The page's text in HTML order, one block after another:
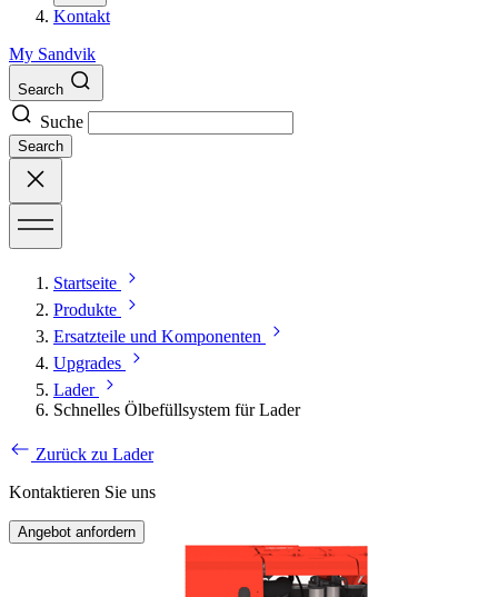
Kontakt
My Sandvik
Search
Suche
Search
Startseite
Produkte
Ersatzteile und Komponenten
Upgrades
Lader
Schnelles Ölbefüllsystem für Lader
Zurück zu Lader
Kontaktieren Sie uns
Angebot anfordern